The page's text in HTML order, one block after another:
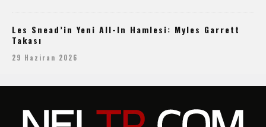
Les Snead’in Yeni All-In Hamlesi: Myles Garrett
Takası
29 Haziran 2026